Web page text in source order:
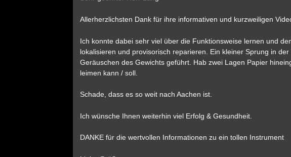
Allerherzlichsten Dank für ihre informativen und kurzweiligen
Ich konnte dabei sehr viel über die Funktionsweise lernen und
lokalisieren und provisorisch reparieren. Ein kleiner Sprung in
Geräuschen des Gewichts geführt. Hab zwei Lagen Papier
leimen kann / soll.
Schade, dass es so weit nach Aachen ist.
Ich wünsche Ihnen weiterhin viel Erfolg & Gesundheit.
DANKE für die wertvollen Informationen zu ein tollen Instrument